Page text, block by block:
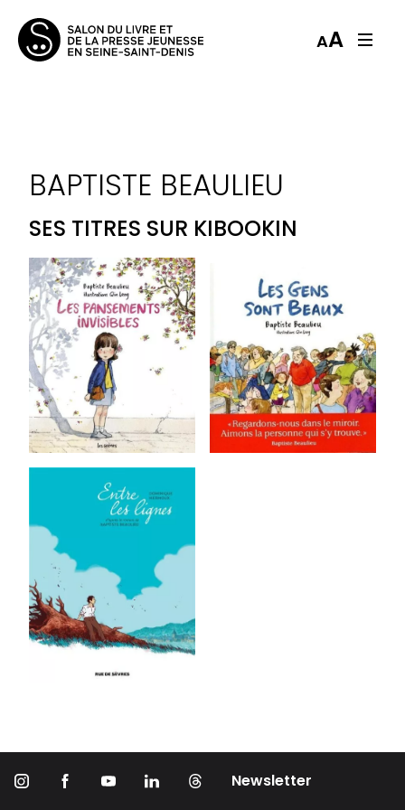
AA
BAPTISTE BEAULIEU
SES TITRES SUR KIBOOKIN
Newsletter